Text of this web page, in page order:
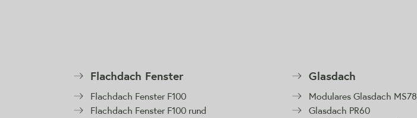
Flachdach Fenster
Flachdach Fenster F100
Flachdach Fenster F100 rund
Glasdach
Modulares Glasdach MS78
Glasdach PR60